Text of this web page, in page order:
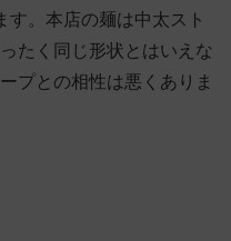
す。本店の麺は中太スト
たく同じ形状とはいえな
プとの相性は悪くありま